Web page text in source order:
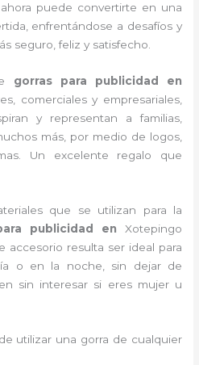
puede convertirte en una
enfrentándose a desafíos y
seguro, feliz y satisfecho.
gorras para publicidad en
comerciales y empresariales,
y representan a familias,
más, por medio de logos,
Un excelente regalo que
que se utilizan para la
publicidad en Xotepingo
accesorio resulta ser ideal para
o en la noche, sin dejar de
sin interesar si eres mujer u
utilizar una gorra de cualquier